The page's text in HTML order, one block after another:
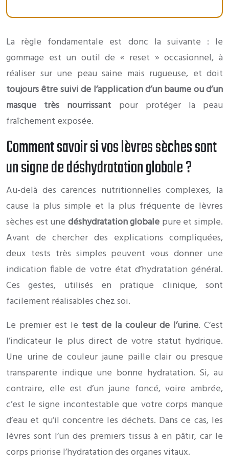
La règle fondamentale est donc la suivante : le
gommage est un outil de « reset » occasionnel, à
réaliser sur une peau saine mais rugueuse, et doit
toujours être suivi de l’application d’un baume ou d’un
masque très nourrissant pour protéger la peau
fraîchement exposée.
Comment savoir si vos lèvres sèches sont
un signe de déshydratation globale ?
Au-delà des carences nutritionnelles complexes, la
cause la plus simple et la plus fréquente de lèvres
sèches est une déshydratation globale pure et simple.
Avant de chercher des explications compliquées,
deux tests très simples peuvent vous donner une
indication fiable de votre état d’hydratation général.
Ces gestes, utilisés en pratique clinique, sont
facilement réalisables chez soi.
Le premier est le test de la couleur de l’urine. C’est
l’indicateur le plus direct de votre statut hydrique.
Une urine de couleur jaune paille clair ou presque
transparente indique une bonne hydratation. Si, au
contraire, elle est d’un jaune foncé, voire ambrée,
c’est le signe incontestable que votre corps manque
d’eau et qu’il concentre les déchets. Dans ce cas, les
lèvres sont l’un des premiers tissus à en pâtir, car le
corps priorise l’hydratation des organes vitaux.